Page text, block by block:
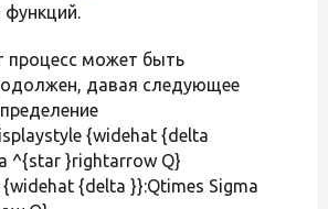
функций.
процесс может быть
давая следующее
{widehat {delta
^{star }rightarrow Q}